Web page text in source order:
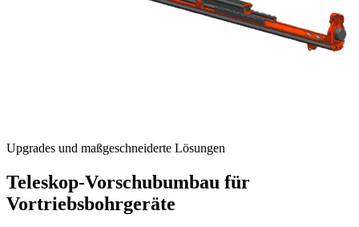
Upgrades und maßgeschneiderte Lösungen
Teleskop-Vorschubumbau für
Vortriebsbohrgeräte